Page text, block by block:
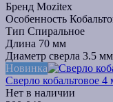
Бренд Mozitex
Особенность
Тип Спиральное
Длина 70 мм
Диаметр сверла 3.5 мм
Новинка
Сверло кобальтовое 4
Нет в наличии